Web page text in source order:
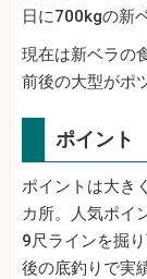
日に700kgの新
現在は新ベラの
前後の大型がポ
ポイント
ポイントは大き
カ所。人気ポイ
9尺ラインを掘
後の底釣りで実